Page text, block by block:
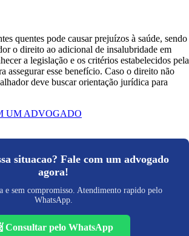
quentes pode causar prejuízos à saúde, sendo
o direito ao adicional de insalubridade em
a legislação e os critérios estabelecidos pela
assegurar esse benefício. Caso o direito não
deve buscar orientação jurídica para
UM ADVOGADO
situacao? Fale com um advogado
agora!
e sem compromisso. Atendimento rapido pelo
WhatsApp.
Consultar pelo WhatsApp